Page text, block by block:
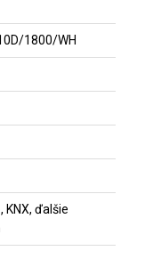
1800/WH
KNX, ďalšie